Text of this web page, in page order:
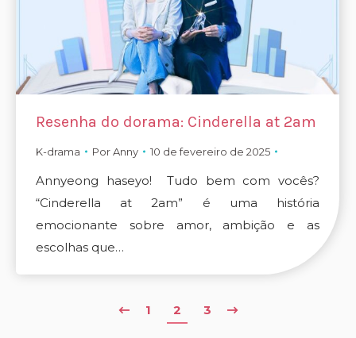
Resenha do dorama: Cinderella at 2am
K-drama PorAnny 10 de fevereiro de 2025
Annyeong haseyo! Tudo bem com vocês?
“Cinderella at 2am” é uma história
emocionante sobre amor, ambição e as
escolhas que…
1 2 3